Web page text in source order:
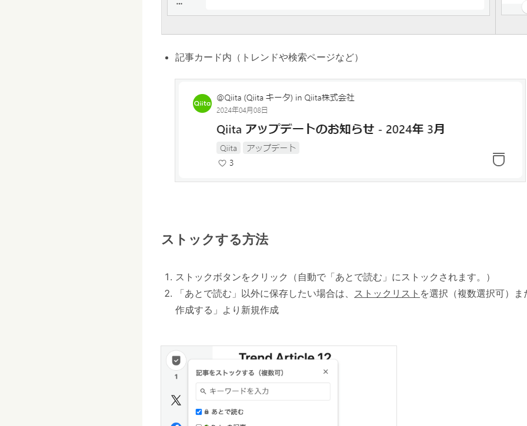
記事カード内（トレンドや検索ページなど）
ストックする方法
ストックボタンをクリック（自動で「あとで読む」にストックされます。）
「あとで読む」以外に保存したい場合は、 ストックリスト を選択（複数選択可）
作成する」より新規作成